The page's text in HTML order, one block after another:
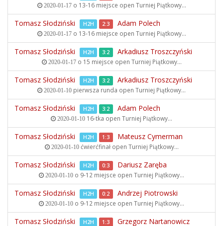
2020-01-17o 13-16 miejsce open Turniej Piątkowy...
Tomasz Słodziński H2H 2:3 Adam Polech
2020-01-17o 13-16 miejsce open Turniej Piątkowy...
Tomasz Słodziński H2H 3:2 Arkadiusz Troszczyński
2020-01-17o 15 miejsce open Turniej Piątkowy...
Tomasz Słodziński H2H 3:2 Arkadiusz Troszczyński
2020-01-10 pierwsza runda open Turniej Piątkowy...
Tomasz Słodziński H2H 3:2 Adam Polech
2020-01-10 16-tka open Turniej Piątkowy...
Tomasz Słodziński H2H 1:3 Mateusz Cymerman
2020-01-10ćwierćfinał open Turniej Piątkowy...
Tomasz Słodziński H2H 0:3 Dariusz Zaręba
2020-01-10 o 9-12 miejsce open Turniej Piątkowy...
Tomasz Słodziński H2H 0:2 Andrzej Piotrowski
2020-01-10 o 9-12 miejsce open Turniej Piątkowy...
Tomasz Słodziński H2H 1:3 Grzegorz Nartanowicz